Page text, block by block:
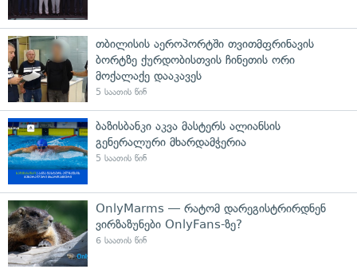
თბილისის აეროპორტში თვითმფრინავის
ბორტზე ქურდობისთვის ჩინეთის ორი
მოქალაქე დააკავეს
5 საათის წინ
ბაზისბანკი აკვა მასტერს ალიანსის
გენერალური მხარდამჭერია
5 საათის წინ
OnlyMarms — რატომ დარეგისტრირდნენ
ვირზაზუნები OnlyFans-ზე?
6 საათის წინ